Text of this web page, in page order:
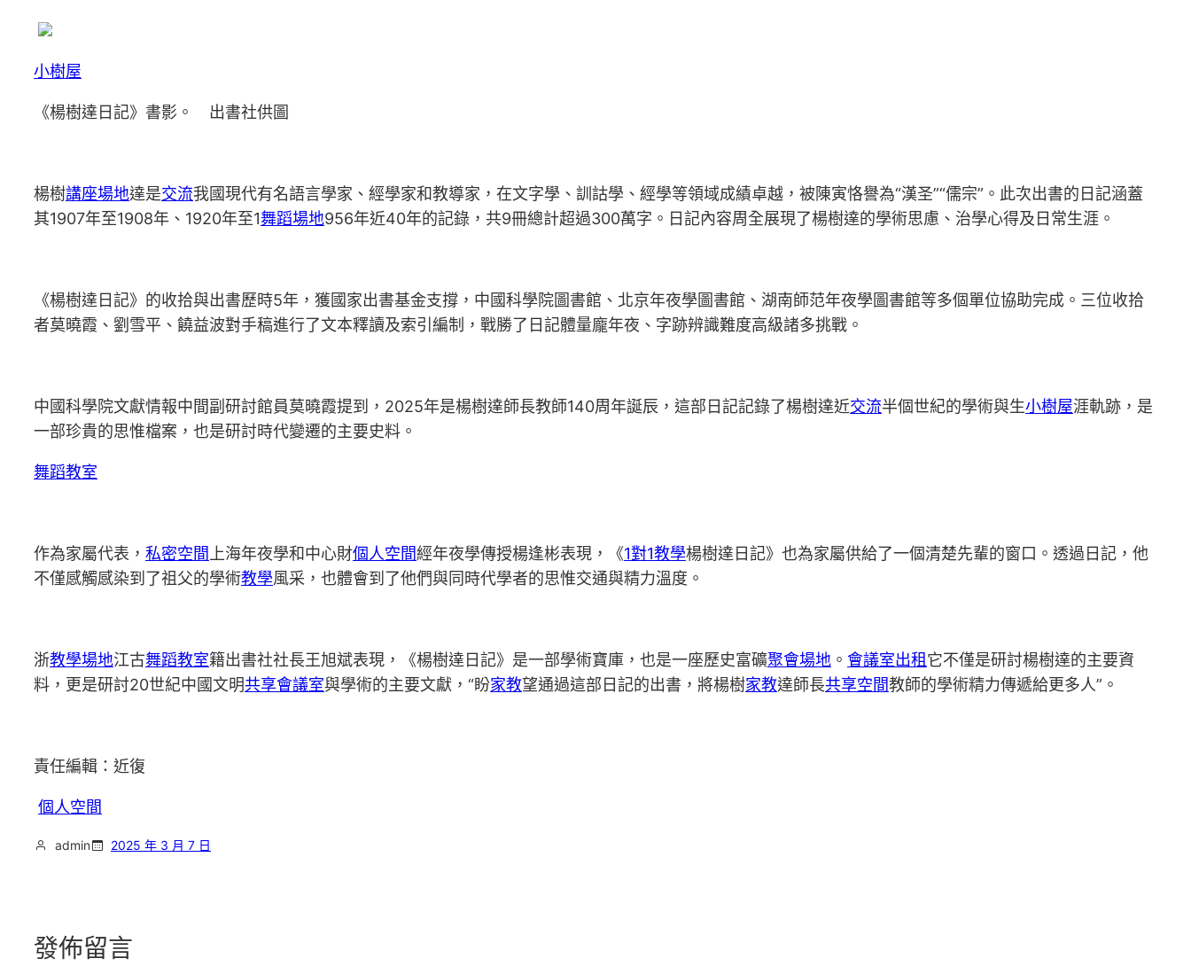
小樹屋
《楊樹達日記》書影。 出書社供圖
楊樹講座場地達是交流我國現代有名語言學家、經學家和教導家，在文字學、訓詁學、經學等領域成績卓越，被陳寅恪譽為“漢圣”“儒宗”。此次出書的日記涵蓋
其1907年至1908年、1920年至1舞蹈場地956年近40年的記錄，共9冊總計超過300萬字。日記內容周全展現了楊樹達的學術思慮、治學心得及日常生涯。
《楊樹達日記》的收拾與出書歷時5年，獲國家出書基金支撐，中國科學院圖書館、北京年夜學圖書館、湖南師范年夜學圖書館等多個單位協助完成。三位收拾
者莫曉霞、劉雪平、饒益波對手稿進行了文本釋讀及索引編制，戰勝了日記體量龐年夜、字跡辨識難度高級諸多挑戰。
中國科學院文獻情報中間副研討館員莫曉霞提到，2025年是楊樹達師長教師140周年誕辰，這部日記記錄了楊樹達近交流半個世紀的學術與生小樹屋涯軌跡，是
一部珍貴的思惟檔案，也是研討時代變遷的主要史料。
舞蹈教室
作為家屬代表， 私密空間 上海年夜學和中心財個人空間經年夜學傳授楊逢彬表現，《1對1教學楊樹達日記》也為家屬供給了一個清楚先輩的窗口。透過日記，他
不僅感觸感染到了祖父的學術教學風采，也體會到了他們與同時代學者的思惟交通與精力溫度。
浙教學場地江古舞蹈教室籍出書社社長王旭斌表現，《楊樹達日記》是一部學術寶庫，也是一座歷史富礦聚會場地 。 會議室出租它不僅是研討楊樹達的主要資
料，更是研討20世紀中國文明共享會議室與學術的主要文獻，“盼家教望通過這部日記的出書，將楊樹家教達師長共享空間教師的學術精力傳遞給更多人”。
責任編輯：近復
個人空間
admin 2025 年 3 月 7 日
發佈留言